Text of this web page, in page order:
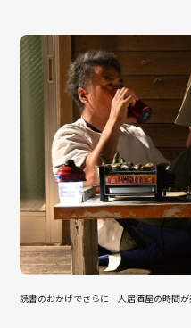
読書のおかげでさらに一人居酒屋の時間が